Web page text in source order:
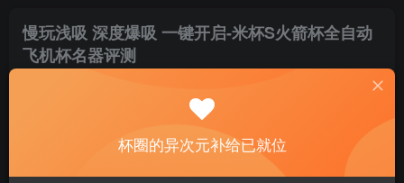
慢玩浅吸 深度爆吸 一键开启-米杯S火箭杯全自动
飞机杯名器评测
杯圈的异次元补给已就位